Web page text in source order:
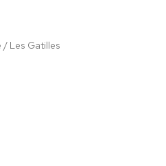
/ Les Gatilles